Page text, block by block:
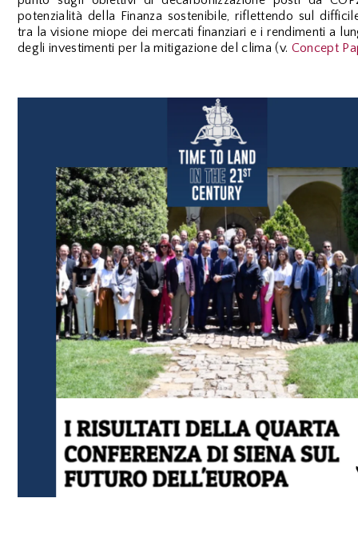
potenzialità della Finanza sostenibile, riflettendo sul
tra la visione miope dei mercati finanziari e i rendimenti a
degli investimenti per la mitigazione del clima (v. Concept